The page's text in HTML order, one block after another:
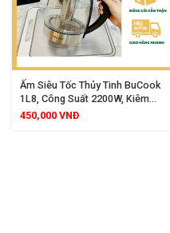
Ấm Siêu Tốc Thủy Tinh BuCook
1L8, Công Suất 2200W, Kiêm
Pha Trà Cà Phê, Thiết Kế Sang
450,000 VNĐ